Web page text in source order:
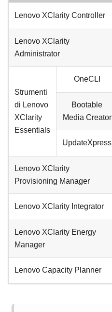
Lenovo XClarity Controller
Lenovo XClarity
Administrator
Strumenti
di Lenovo
XClarity
Essentials
OneCLI
Bootable
Media Creator
UpdateXpress
Lenovo XClarity
Provisioning Manager
Lenovo XClarity Integrator
Lenovo XClarity Energy
Manager
Lenovo Capacity Planner